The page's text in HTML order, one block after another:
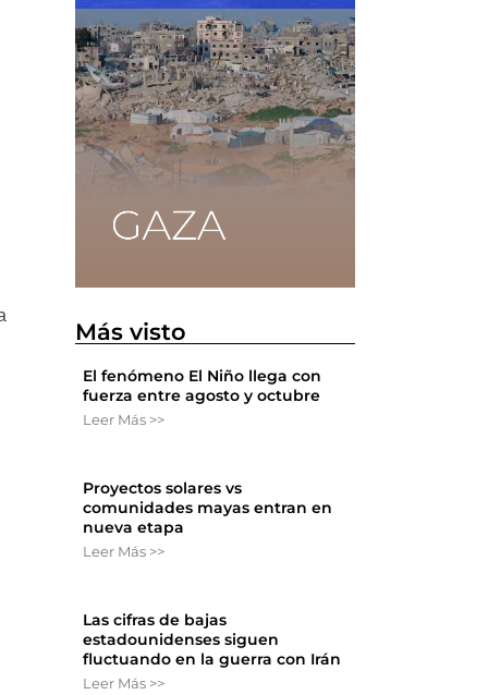
Más visto
El fenómeno El Niño llega con
fuerza entre agosto y octubre
Leer Más >>
Proyectos solares vs
comunidades mayas entran en
nueva etapa
Leer Más >>
Las cifras de bajas
estadounidenses siguen
fluctuando en la guerra con Irán
Leer Más >>